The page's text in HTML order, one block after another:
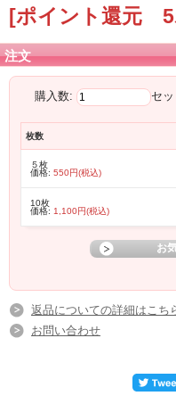
奏でることができ、ファンのみな
ピックです。
こちらの商品は10枚セットでの販
[ポイント還元 5
注文
購入数: セッ
枚数
５枚
価格: 550円(税込)
10枚
価格: 1,100円(税込)
返品についての詳細はこち
お問い合わせ